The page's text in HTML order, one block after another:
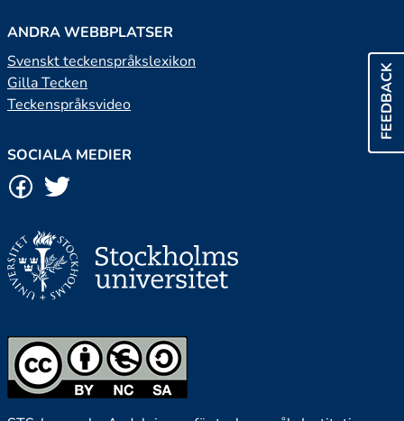
FEEDBACK
ANDRA WEBBPLATSER
Svenskt teckenspråkslexikon
Gilla Tecken
Teckenspråksvideo
SOCIALA MEDIER